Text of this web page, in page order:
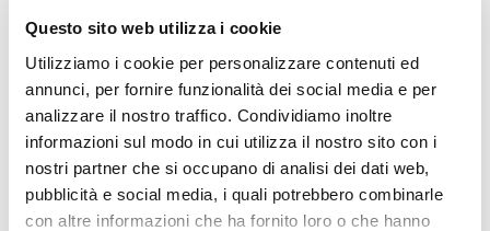
Questo sito web utilizza i cookie
Utilizziamo i cookie per personalizzare contenuti ed
annunci, per fornire funzionalità dei social media e per
analizzare il nostro traffico. Condividiamo inoltre
informazioni sul modo in cui utilizza il nostro sito con i
nostri partner che si occupano di analisi dei dati web,
pubblicità e social media, i quali potrebbero combinarle
con altre informazioni che ha fornito loro o che hanno
Calcio Serie C - Bongelli lascia la Samb e passa
alla Triestina
di Pierluigi Dorotei